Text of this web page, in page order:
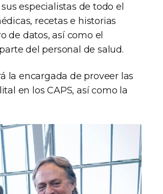
especialistas de todo el
recetas e historias
de datos, así como el
del personal de salud.
la encargada de proveer las
en los CAPS, así como la